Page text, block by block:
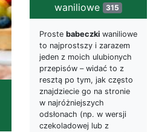
waniliowe 315
Proste babeczki waniliowe
to najprostszy i zarazem
jeden z moich ulubionych
przepisów – widać to z
resztą po tym, jak często
znajdziecie go na stronie
w najróżniejszych
odsłonach (np. w wersji
czekoladowej lub z